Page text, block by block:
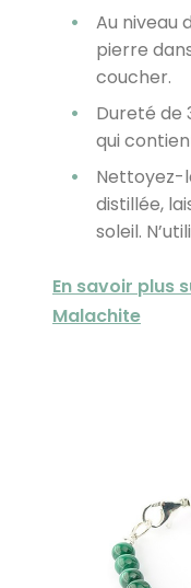
Au niveau
pierre
coucher.
Dureté de
qui
Nettoyez-
distillée,
soleil.
En savoir plus
Malachite